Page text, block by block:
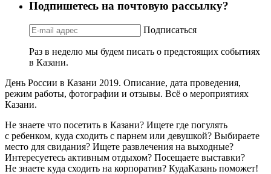
Подпишетесь на почтовую рассылку?
Подписаться
Раз в неделю мы будем писать о предстоящих событиях
в Казани.
День России в Казани 2019. Описание, дата проведения,
режим работы, фотографии и отзывы. Всё о мероприятиях
Казани.
Не знаете что посетить в Казани? Ищете где погулять
с ребенком, куда сходить с парнем или девушкой? Выбираете
место для свидания? Ищете развлечения на выходные?
Интересуетесь активным отдыхом? Посещаете выставки?
Не знаете куда сходить на корпоратив? КудаКазань поможет!